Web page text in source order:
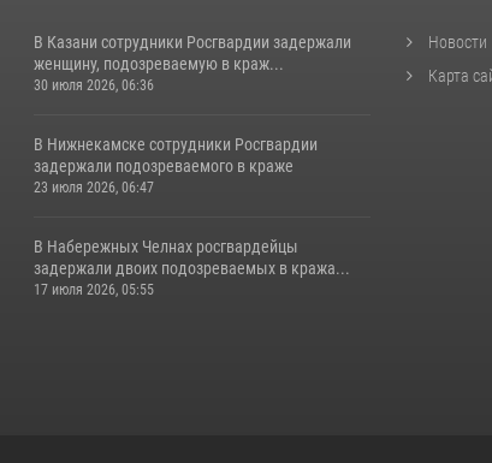
В Казани сотрудники Росгвардии задержали
женщину, подозреваемую в краж...
30 июля 2026, 06:36
В Нижнекамске сотрудники Росгвардии
задержали подозреваемого в краже
23 июля 2026, 06:47
В Набережных Челнах росгвардейцы
задержали двоих подозреваемых в кража...
17 июля 2026, 05:55
Новости
Карта